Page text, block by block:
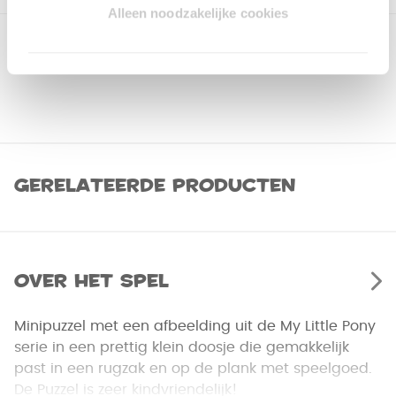
Alleen noodzakelijke cookies
Gerelateerde producten
Over het spel
Minipuzzel met een afbeelding uit de My Little Pony
serie in een prettig klein doosje die gemakkelijk
past in een rugzak en op de plank met speelgoed.
De Puzzel is zeer kindvriendelijk!